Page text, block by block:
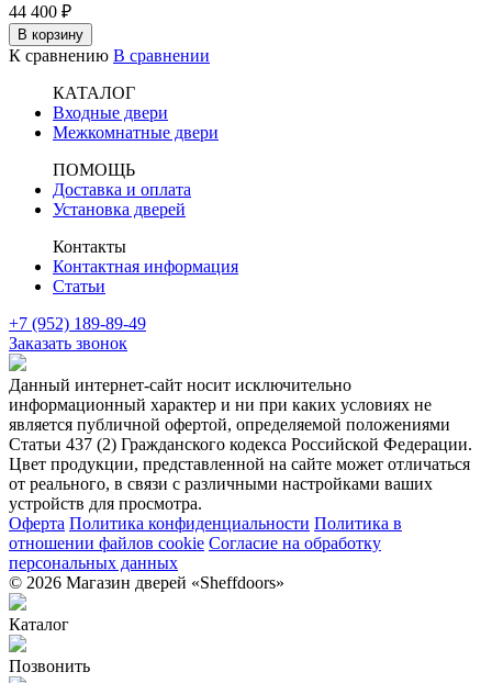
44 400 ₽
В корзину
К сравнению В сравнении
КАТАЛОГ
Входные двери
Межкомнатные двери
ПОМОЩЬ
Доставка и оплата
Установка дверей
Контакты
Контактная информация
Статьи
+7 (952) 189-89-49
Заказать звонок
Данный интернет-сайт носит исключительно
информационный характер и ни при каких условиях не
является публичной офертой, определяемой положениями
Статьи 437 (2) Гражданского кодекса Российской Федерации.
Цвет продукции, представленной на сайте может отличаться
от реального, в связи с различными настройками ваших
устройств для просмотра.
Оферта Политика конфиденциальности Политика в
отношении файлов cookie Согласие на обработку
персональных данных
© 2026 Магазин дверей «Sheffdoors»
Каталог
Позвонить